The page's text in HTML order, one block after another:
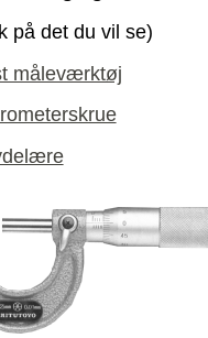
på det du vil se)
måleværktøj